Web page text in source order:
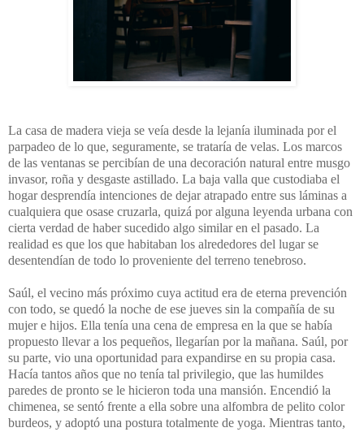
La casa de madera vieja se veía desde la lejanía iluminada por el
parpadeo de lo que, seguramente, se trataría de velas. Los marcos
de las ventanas se percibían de una decoración natural entre musgo
invasor, roña y desgaste astillado. La baja valla que custodiaba el
hogar desprendía intenciones de dejar atrapado entre sus láminas a
cualquiera que osase cruzarla, quizá por alguna leyenda urbana con
cierta verdad de haber sucedido algo similar en el pasado. La
realidad es que los que habitaban los alrededores del lugar se
desentendían de todo lo proveniente del terreno tenebroso.
Saúl, el vecino más próximo cuya actitud era de eterna prevención
con todo, se quedó la noche de ese jueves sin la compañía de su
mujer e hijos. Ella tenía una cena de empresa en la que se había
propuesto llevar a los pequeños, llegarían por la mañana. Saúl, por
su parte, vio una oportunidad para expandirse en su propia casa.
Hacía tantos años que no tenía tal privilegio, que las humildes
paredes de pronto se le hicieron toda una mansión. Encendió la
chimenea, se sentó frente a ella sobre una alfombra de pelito color
burdeos, y adoptó una postura totalmente de yoga. Mientras tanto,